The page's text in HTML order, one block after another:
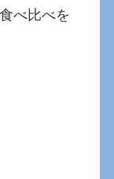
べ比べを